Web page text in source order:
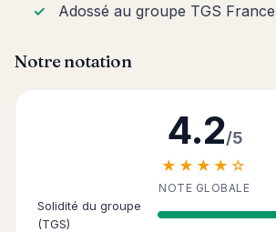
Adossé au groupe TGS France
Notre notation
4.2/5
★★★★☆
NOTE GLOBALE
Solidité du groupe
(TGS)